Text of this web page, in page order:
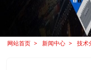
网站首页 新闻中心 技术